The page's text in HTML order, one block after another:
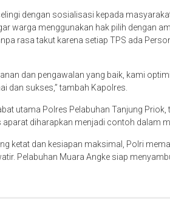
dengan sosialisasi kepada
warga menggunakan hak pilih dengan
rasa takut karena setiap TPS ada
dan pengawalan yang baik, kami
dan sukses,” tambah Kapolres.
utama Polres Pelabuhan Tanjung Priok,
aparat diharapkan menjadi contoh dalam
ketat dan kesiapan maksimal, Polri
Pelabuhan Muara Angke siap